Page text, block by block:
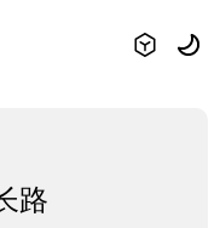
路